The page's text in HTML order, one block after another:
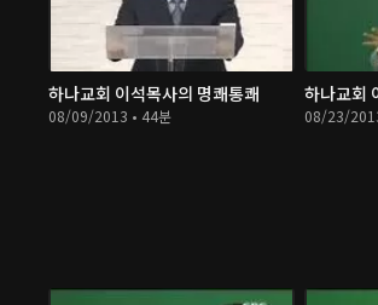
하나교회 이석목사의 명쾌통쾌
08/09/2013 • 44분
하나교회
08/23/